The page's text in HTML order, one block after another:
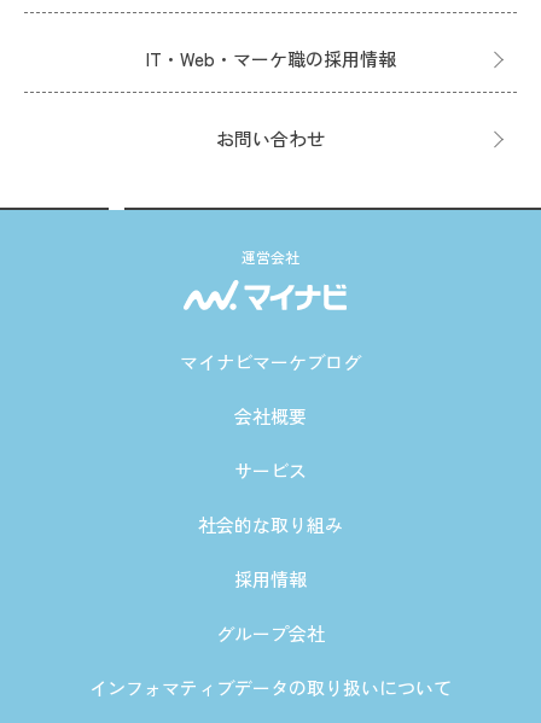
IT・Web・マーケ職の採用情報
お問い合わせ
運営会社
マイナビマーケブログ
会社概要
サービス
社会的な取り組み
採用情報
グループ会社
インフォマティブデータの取り扱いについて